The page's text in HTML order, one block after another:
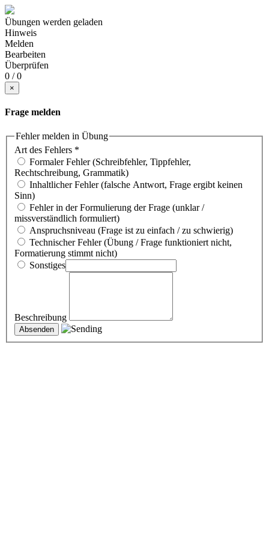
Übungen werden geladen
Hinweis
Melden
Bearbeiten
Überprüfen
0 / 0
×
Frage melden
Fehler melden in Übung
Art des Fehlers *
Formaler Fehler (Schreibfehler, Tippfehler,
Rechtschreibung, Grammatik)
Inhaltlicher Fehler (falsche Antwort, Frage ergibt keinen
Sinn)
Fehler in der Formulierung der Frage (unklar /
missverständlich formuliert)
Anspruchsniveau (Frage ist zu einfach / zu schwierig)
Technischer Fehler (Übung / Frage funktioniert nicht,
Formatierung stimmt nicht)
Sonstiges
Beschreibung